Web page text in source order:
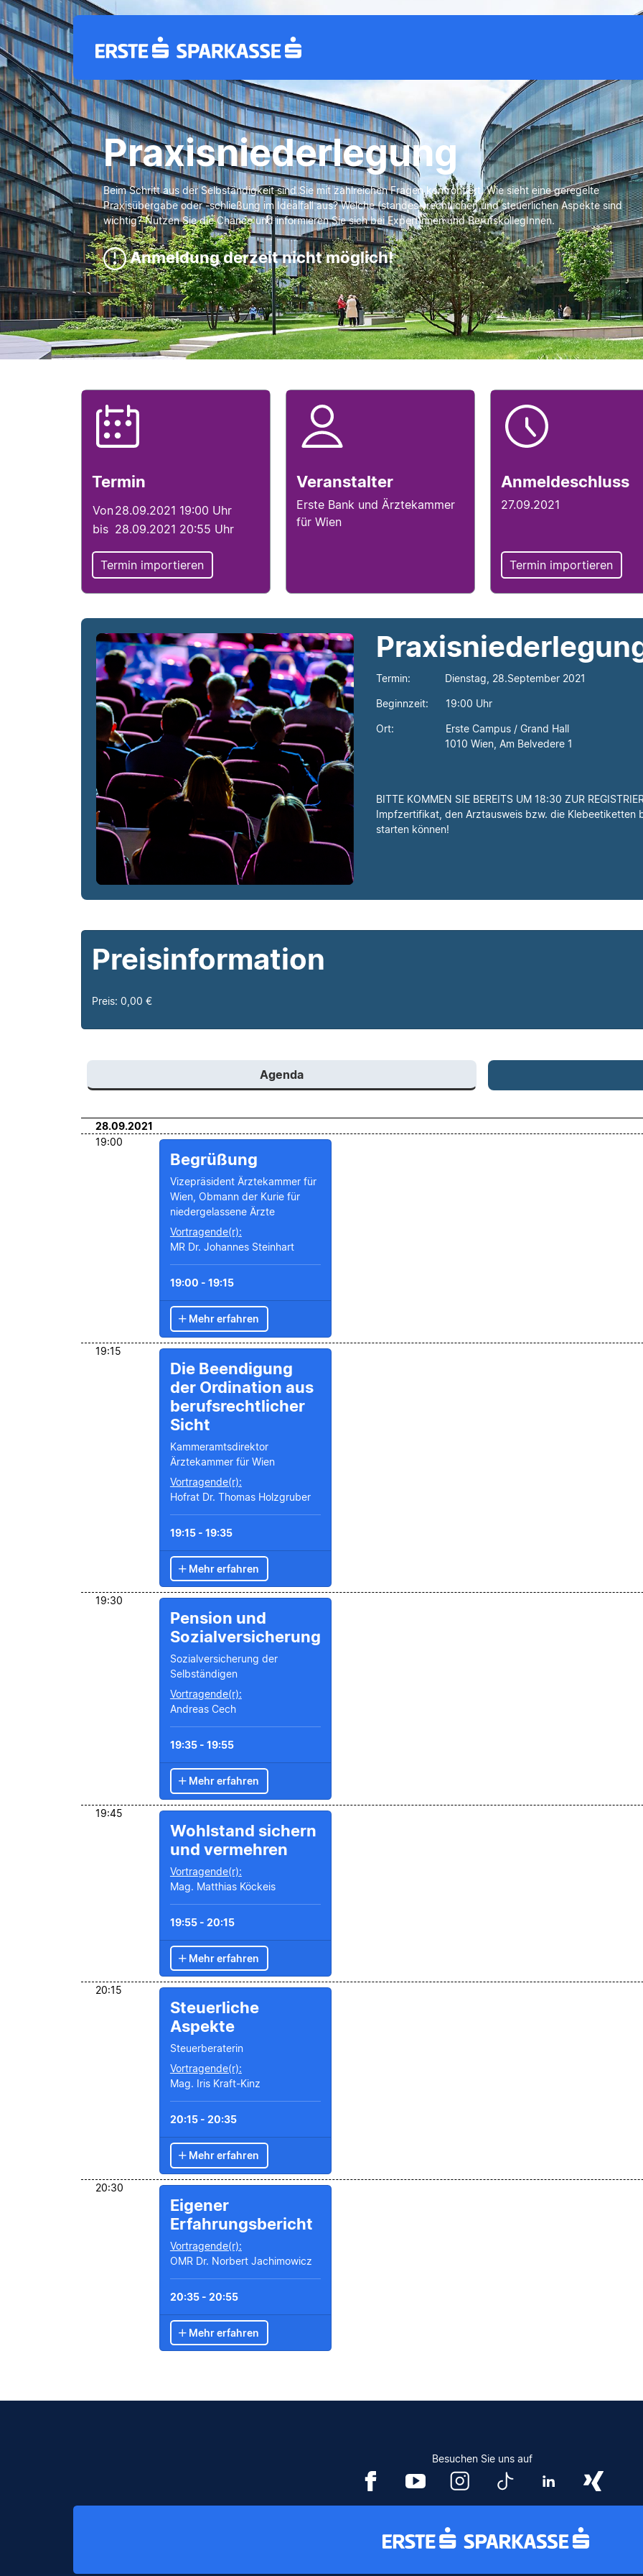
Praxisniederlegung
Beim Schritt aus der Selbständigkeit sind Sie mit zahlreichen Fragen konfrontiert. Wie sieht eine geregelte
Praxisübergabe oder -schließung im Idealfall aus? Welche (standes-)rechtlichen und steuerlichen Aspekte sind
wichtig? Nutzen Sie die Chance und informieren Sie sich bei ExpertInnen und BerufskollegInnen.
Anmeldung derzeit nicht möglich!
Veranstaltungsdetails
Termininfo
Termin
Von28.09.2021 19:00 Uhr
bis 28.09.2021 20:55 Uhr
Termin importieren
Veranstalterinfo
Veranstalter
Erste Bank und Ärztekammer
für Wien
Anmeldeschluss
27.09.2021
Termin importieren
Veranstaltungsdetails
Termin: Dienstag, 28.September 2021
Beginnzeit: 19:00 Uhr
Ort: Erste Campus / Grand Hall
1010 Wien, Am Belvedere 1
BITTE KOMMEN SIE BEREITS UM 18:30 ZUR
Impfzertifikat, den Arztausweis bzw. die Klebeetiketten
starten können!
Preisinformation
Preis: 0,00 €
Agenda
28.09.2021
19:00
Begrüßung
Vizepräsident Ärztekammer für
Wien, Obmann der Kurie für
niedergelassene Ärzte
Vortragende(r):
MR Dr. Johannes Steinhart
19:00 - 19:15
Mehr erfahren
19:15
Die Beendigung
der Ordination aus
berufsrechtlicher
Sicht
Kammeramtsdirektor
Ärztekammer für Wien
Vortragende(r):
Hofrat Dr. Thomas Holzgruber
19:15 - 19:35
Mehr erfahren
19:30
Pension und
Sozialversicherung
Sozialversicherung der
Selbständigen
Vortragende(r):
Andreas Cech
19:35 - 19:55
Mehr erfahren
19:45
Wohlstand sichern
und vermehren
Vortragende(r):
Mag. Matthias Köckeis
19:55 - 20:15
Mehr erfahren
20:15
Steuerliche
Aspekte
Steuerberaterin
Vortragende(r):
Mag. Iris Kraft-Kinz
20:15 - 20:35
Mehr erfahren
20:30
Eigener
Erfahrungsbericht
Vortragende(r):
OMR Dr. Norbert Jachimowicz
20:35 - 20:55
Mehr erfahren
Besuchen Sie uns auf